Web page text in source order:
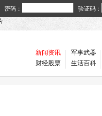
密码： 验证码：
新闻资讯
财经股票
军事武器
生活百科